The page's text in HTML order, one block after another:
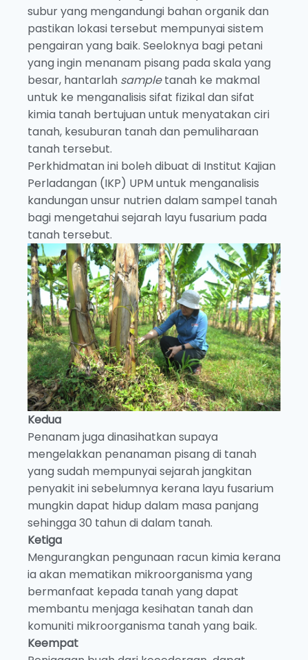
subur yang mengandungi bahan organik dan
pastikan lokasi tersebut mempunyai sistem
pengairan yang baik. Seeloknya bagi petani
yang ingin menanam pisang pada skala yang
besar, hantarlah sampletanah ke makmal
untuk ke menganalisis sifat fizikal dan sifat
kimia tanah bertujuan untuk menyatakan ciri
tanah, kesuburan tanah dan pemuliharaan
tanah tersebut.
Perkhidmatan ini boleh dibuat di Institut Kajian
Perladangan (IKP) UPM untuk menganalisis
kandungan unsur nutrien dalam sampel tanah
bagi mengetahui sejarah layu fusarium pada
tanah tersebut.
Kedua
Penanam juga dinasihatkan supaya
mengelakkan penanaman pisang di tanah
yang sudah mempunyai sejarah jangkitan
penyakit ini sebelumnya kerana layu fusarium
mungkin dapat hidup dalam masa panjang
sehingga 30 tahun di dalam tanah.
Ketiga
Mengurangkan pengunaan racun kimia kerana
ia akan mematikan mikroorganisma yang
bermanfaat kepada tanah yang dapat
membantu menjaga kesihatan tanah dan
komuniti mikroorganisma tanah yang baik.
Keempat